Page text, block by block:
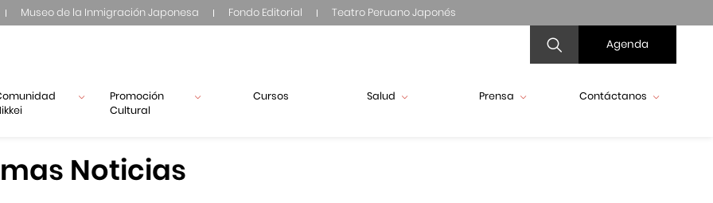
Museo de la Inmigración Japonesa Fondo Editorial Teatro Peruano Japonés
Agenda
Promoción
Cultural
Cursos Salud Prensa Contáctanos
Noticias